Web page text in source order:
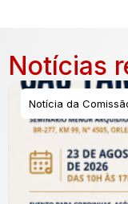
Notícias
Notícia da